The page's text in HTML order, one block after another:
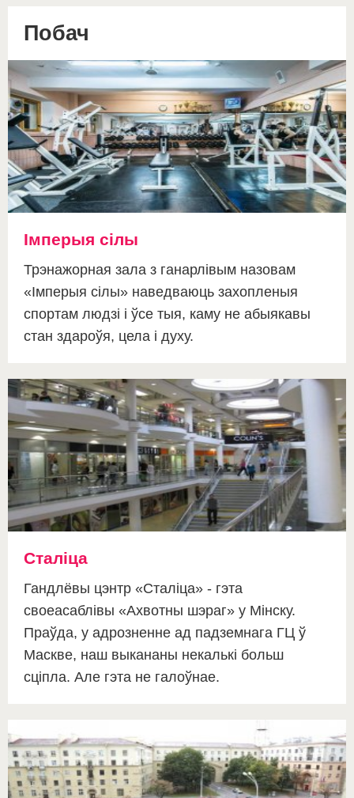
Побач
Імперыя сілы
Трэнажорная зала з ганарлівым назовам
«Імперыя сілы» наведваюць захопленыя
спортам людзі і ўсе тыя, каму не абыякавы
стан здароўя, цела і духу.
Сталіца
Гандлёвы цэнтр «Сталіца» - гэта
своеасаблівы «Ахвотны шэраг» у Мінску.
Праўда, у адрозненне ад падземнага ГЦ ў
Маскве, наш выкананы некалькі больш
сціпла. Але гэта не галоўнае.